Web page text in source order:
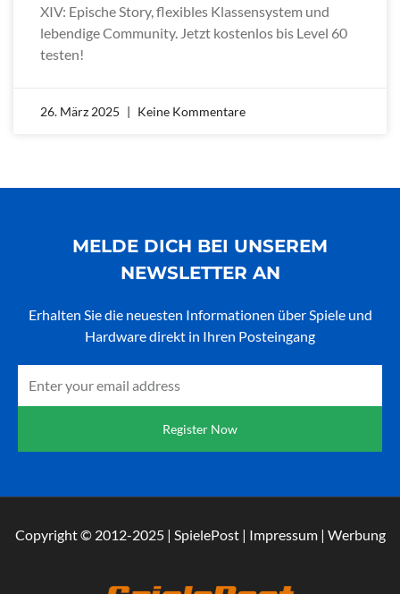
XIV: Epische Story, flexibles Klassensystem und
lebendige Community. Jetzt kostenlos bis Level 60
testen!
26. März 2025 Keine Kommentare
MELDE DICH BEI UNSEREM
NEWSLETTER AN
Erhalten Sie die neuesten Informationen über Spiele und
Hardware direkt in Ihren Posteingang
Register Now
Copyright © 2012-2025 | SpielePost | Impressum | Werbung